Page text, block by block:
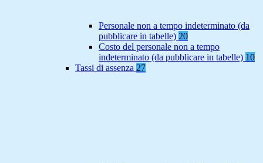
Personale non a tempo indeterminato (da
pubblicare in tabelle) 20
Costo del personale non a tempo
indeterminato (da pubblicare in tabelle) 10
Tassi di assenza 27